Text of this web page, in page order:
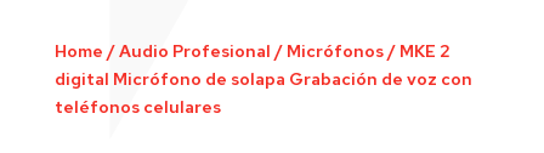
Home /Audio Profesional / Micrófonos/ MKE 2
digital Micrófono de solapa Grabación de voz con
teléfonos celulares